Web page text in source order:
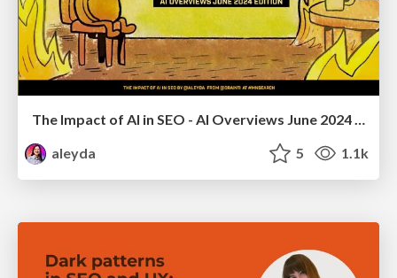
The Impact of AI in SEO - AI Overviews June 2024 Edition
aleyda
5 1.1k